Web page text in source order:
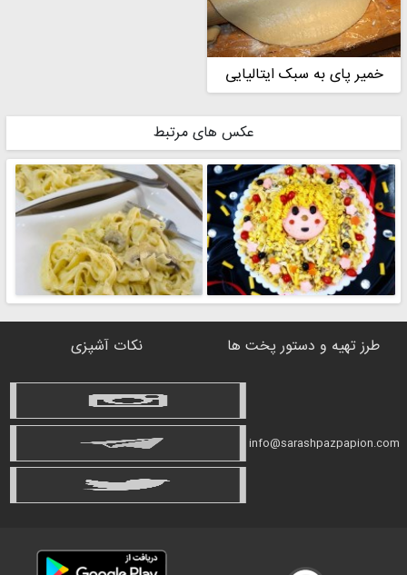
خمیر پای به سبک ایتالیایی
عکس های مرتبط
طرز تهیه و دستور پخت ها نکات آشپزی
info@sarashpazpapion.com